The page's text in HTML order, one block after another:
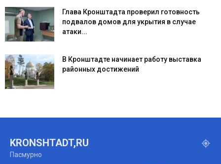
Глава Кронштадта проверил готовность
подвалов домов для укрытия в случае
атаки...
В Кронштадте начинает работу выставка
районных достижений
KRONSHTADT,RU
Пасмурно